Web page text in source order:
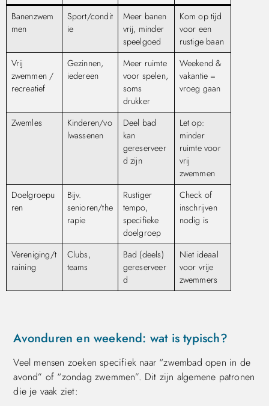
Banenzwem
men
Sport/condit
ie
Meer banen
vrij, minder
speelgoed
Kom op tijd
voor een
rustige baan
Vrij
zwemmen /
recreatief
Gezinnen,
iedereen
Meer ruimte
voor spelen,
soms
drukker
Weekend &
vakantie =
vroeg gaan
Zwemles
Kinderen/vo
lwassenen
Deel bad
kan
gereserveer
d zijn
Let op:
minder
ruimte voor
vrij
zwemmen
Doelgroepu
ren
Bijv.
senioren/the
rapie
Rustiger
tempo,
specifieke
doelgroep
Check of
inschrijven
nodig is
Vereniging/t
raining
Clubs,
teams
Bad (deels)
gereserveer
d
Niet ideaal
voor vrije
zwemmers
Avonduren en weekend: wat is typisch?
Veel mensen zoeken specifiek naar “zwembad open in de
avond” of “zondag zwemmen”. Dit zijn algemene patronen
die je vaak ziet: